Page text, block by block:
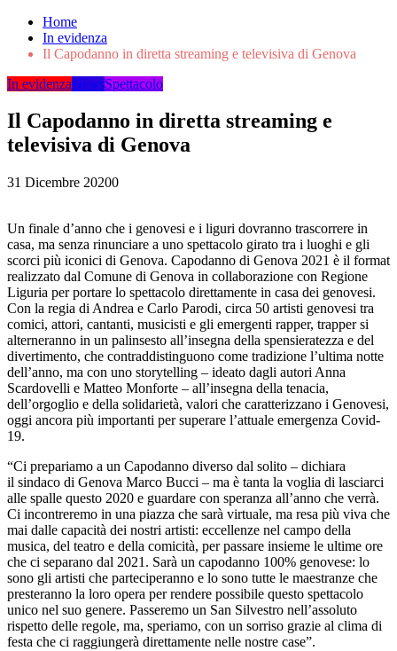
Home
In evidenza
Il Capodanno in diretta streaming e televisiva di Genova
In evidenzaNewsSpettacolo
Il Capodanno in diretta streaming e
televisiva di Genova
31 Dicembre 20200
Un finale d’anno che i genovesi e i liguri dovranno trascorrere in
casa, ma senza rinunciare a uno spettacolo girato tra i luoghi e gli
scorci più iconici di Genova. Capodanno di Genova 2021 è il format
realizzato dal Comune di Genova in collaborazione con Regione
Liguria per portare lo spettacolo direttamente in casa dei genovesi.
Con la regia di Andrea e Carlo Parodi, circa 50 artisti genovesi tra
comici, attori, cantanti, musicisti e gli emergenti rapper, trapper si
alterneranno in un palinsesto all’insegna della spensieratezza e del
divertimento, che contraddistinguono come tradizione l’ultima notte
dell’anno, ma con uno storytelling – ideato dagli autori Anna
Scardovelli e Matteo Monforte – all’insegna della tenacia,
dell’orgoglio e della solidarietà, valori che caratterizzano i Genovesi,
oggi ancora più importanti per superare l’attuale emergenza Covid-
19.
“Ci prepariamo a un Capodanno diverso dal solito – dichiara
il sindaco di Genova Marco Bucci – ma è tanta la voglia di lasciarci
alle spalle questo 2020 e guardare con speranza all’anno che verrà.
Ci incontreremo in una piazza che sarà virtuale, ma resa più viva che
mai dalle capacità dei nostri artisti: eccellenze nel campo della
musica, del teatro e della comicità, per passare insieme le ultime ore
che ci separano dal 2021. Sarà un capodanno 100% genovese: lo
sono gli artisti che parteciperanno e lo sono tutte le maestranze che
presteranno la loro opera per rendere possibile questo spettacolo
unico nel suo genere. Passeremo un San Silvestro nell’assoluto
rispetto delle regole, ma, speriamo, con un sorriso grazie al clima di
festa che ci raggiungerà direttamente nelle nostre case”.